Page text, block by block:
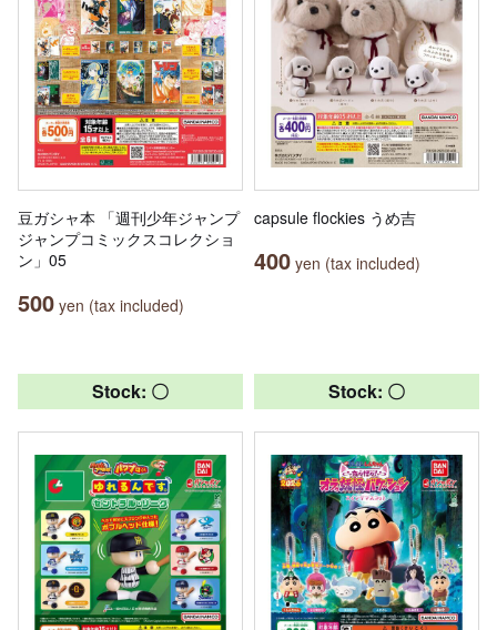
豆ガシャ本 「週刊少年ジャンプ
ジャンプコミックスコレクショ
ン」05
500 yen (tax included)
capsule flockies うめ吉
400 yen (tax included)
Stock: 〇 Stock: 〇